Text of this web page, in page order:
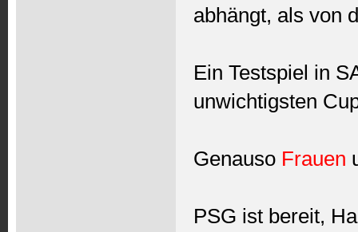
abhängt, als von
Ein Testspiel in
unwichtigsten
Genauso Frauen
PSG ist bereit,